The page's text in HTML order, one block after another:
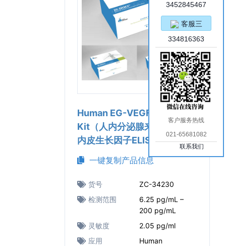
Human EG-VEGF ELISA
Kit（人内分泌腺来源的血管
内皮生长因子ELISA试剂盒）
一键复制产品信息
货号
ZC-34230
检测范围
6.25 pg/mL –
200 pg/mL
灵敏度
2.05 pg/ml
应用
Human
3452845467
客服三
334816363
客户服务热线
021-65681082
联系我们